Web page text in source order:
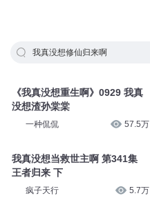
我真没想修仙归来啊
《我真没想重生啊》0929 我真
没想渣孙棠棠
一种侃侃 57.5万
我真没想当救世主啊 第341集
王者归来 下
疯子天行 5.7万